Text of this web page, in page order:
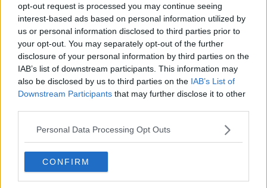
opt-out request is processed you may continue seeing
interest-based ads based on personal information utilized by
us or personal information disclosed to third parties prior to
your opt-out. You may separately opt-out of the further
disclosure of your personal information by third parties on the
IAB’s list of downstream participants. This information may
also be disclosed by us to third parties on the IAB’s List of
Downstream Participants that may further disclose it to other
Personal Data Processing Opt Outs
CONFIRM
orchidee, fondato nel 1928. Si tratta della collezione di orchidee
più vastadella Terra, con più di mille specie e duemila ibridi; un
insieme di forme e colori sorprendenti, infinite variazioni di